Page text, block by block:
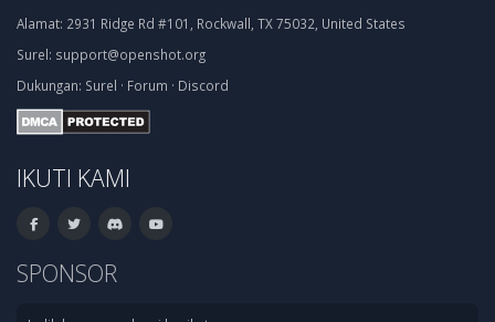
Alamat: 2931 Ridge Rd #101, Rockwall, TX 75032, United States
Surel: support@openshot.org
Dukungan: Surel · Forum · Discord
IKUTI KAMI
SPONSOR